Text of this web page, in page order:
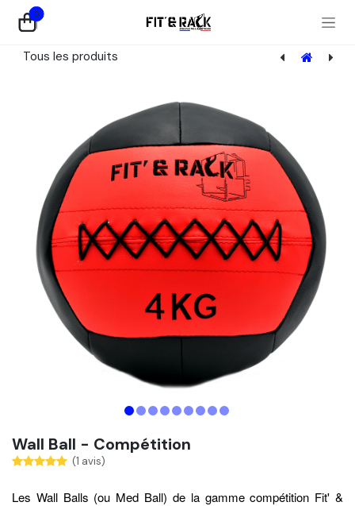
Se rendre au contenu
0
Tous les produits
Wall Ball - Compétition
(1 avis)
Les Wall Balls (ou Med Ball) de la gamme compétition Fit' &